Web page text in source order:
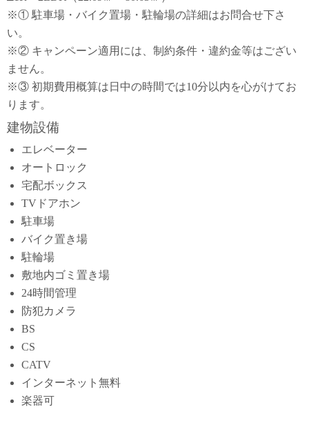
※① 駐車場・バイク置場・駐輪場の詳細はお問合せ下さ
い。
※② キャンペーン適用には、制約条件・違約金等はござい
ません。
※③ 初期費用概算は日中の時間では10分以内を心がけてお
ります。
建物設備
エレベーター
オートロック
宅配ボックス
TVドアホン
駐車場
バイク置き場
駐輪場
敷地内ゴミ置き場
24時間管理
防犯カメラ
BS
CS
CATV
インターネット無料
楽器可